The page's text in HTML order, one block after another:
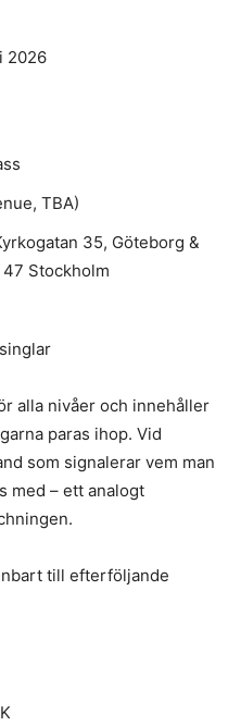
2026
TBA)
35, Göteborg &
47 Stockholm
alla nivåer och innehåller
paras ihop. Vid
som signalerar vem man
med – ett analogt
till efterföljande